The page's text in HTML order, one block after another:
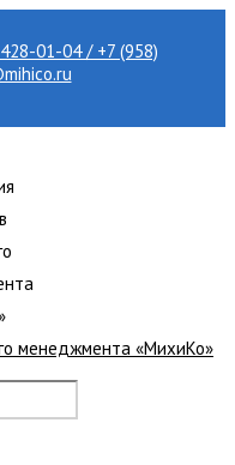
01-04 / +7 (958)